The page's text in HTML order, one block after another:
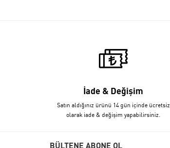
İade & Değişim
Satın aldığınız ürünü 14 gün içinde ücretsiz
olarak iade & değişim yapabilirsiniz.
BÜLTENE ABONE OL